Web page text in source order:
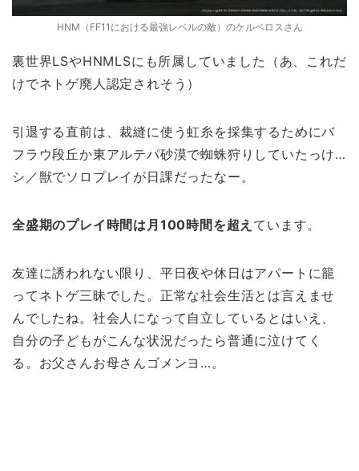
HNM（FF11における最強レベルの敵）のケルベロスさん
裏世界LSやHNMLSにも所属していました（あ、これだ
けでネトゲ廃人認定されそう）
引退する直前は、裁縫に使う虹糸を採集するためにバ
フラウ段丘か東アルテパ砂漠で蜘蛛狩りしていたっけ…
シ／獣でソロプレイが日課だったなー。
全盛期のプレイ時間は月100時間を超え ています。
友達に誘われない限り、平日夜や休日はアパートに籠
ってネトゲ三昧でした。正常な社会生活とは言えませ
んでしたね。社会人になって自立しているとはいえ、
自分の子どもがこんな状況だったら普通に泣けてく
る。お父さんお母さんゴメンヨ…。